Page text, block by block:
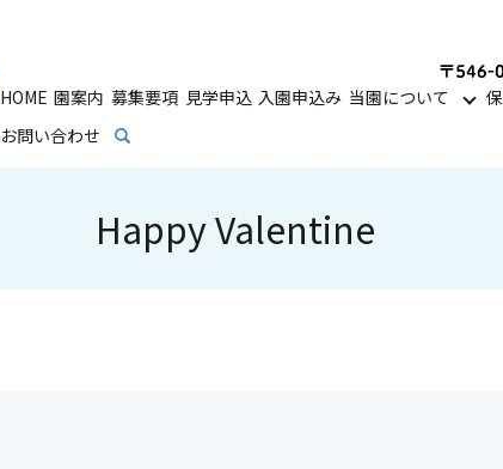
HOME 園案内 募集要項 見学申込 入園申込み 当園について
お問い合わせ
Happy Valentine